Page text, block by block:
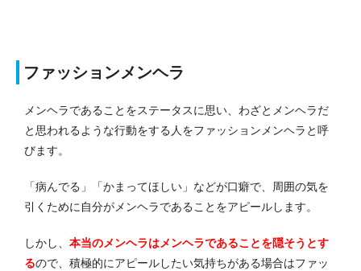
ファッションメンヘラ
メンヘラであることをステータスに思い、わざとメンヘラだ
と思われるような行動をする人をファッションメンヘラと呼
びます。
「病んでる」「かまってほしい」などが口癖で、周囲の気を
引くために自分がメンヘラであることをアピールします。
しかし、 本当のメンヘラはメンヘラであることを隠そうとす
るので、積極的にアピールしたい気持ちがある場合はファッ